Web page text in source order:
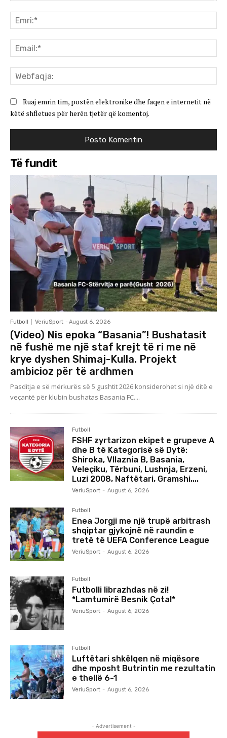
Ruaj emrin tim, postën elektronike dhe faqen e internetit në
këtë shfletues për herën tjetër që komentoj.
Të fundit
Futboll VeriuSport - August 6, 2026
(Video) Nis epoka “Basania”! Bushatasit
në fushë me një staf krejt të ri me në
krye dyshen Shimaj-Kulla. Projekt
ambicioz për të ardhmen
Pasditja e së mërkurës së 5 gushtit 2026 konsiderohet si një ditë e
veçantë për klubin bushatas Basania FC....
Futboll
FSHF zyrtarizon ekipet e grupeve A
dhe B të Kategorisë së Dytë:
Shiroka, Vllaznia B, Basania,
Veleçiku, Tërbuni, Lushnja, Erzeni,
Luzi 2008, Naftëtari, Gramshi,...
VeriuSport - August 6, 2026
Futboll
Enea Jorgji me një trupë arbitrash
shqiptar gjykojnë në raundin e
tretë të UEFA Conference League
VeriuSport - August 6, 2026
Futboll
Futbolli librazhdas në zi!
*Lamtumirë Besnik Çota!*
VeriuSport - August 6, 2026
Futboll
Luftëtari shkëlqen në miqësore
dhe mposht Butrintin me rezultatin
e thellë 6-1
VeriuSport - August 6, 2026
- Advertisement -